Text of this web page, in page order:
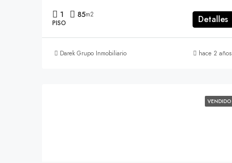
1 85m2
PISO
Detalles
Darek Grupo Inmobiliario hace 2 años
VENDIDO